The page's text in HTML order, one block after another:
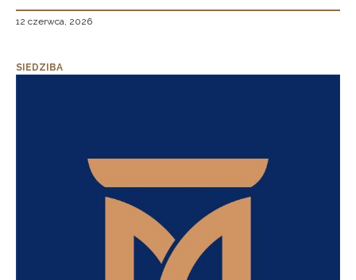
12 czerwca, 2026
SIEDZIBA